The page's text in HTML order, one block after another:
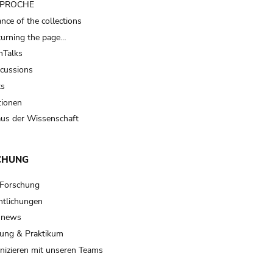
of the collections
the page…
der Wissenschaft
& Praktikum
mit unseren Teams